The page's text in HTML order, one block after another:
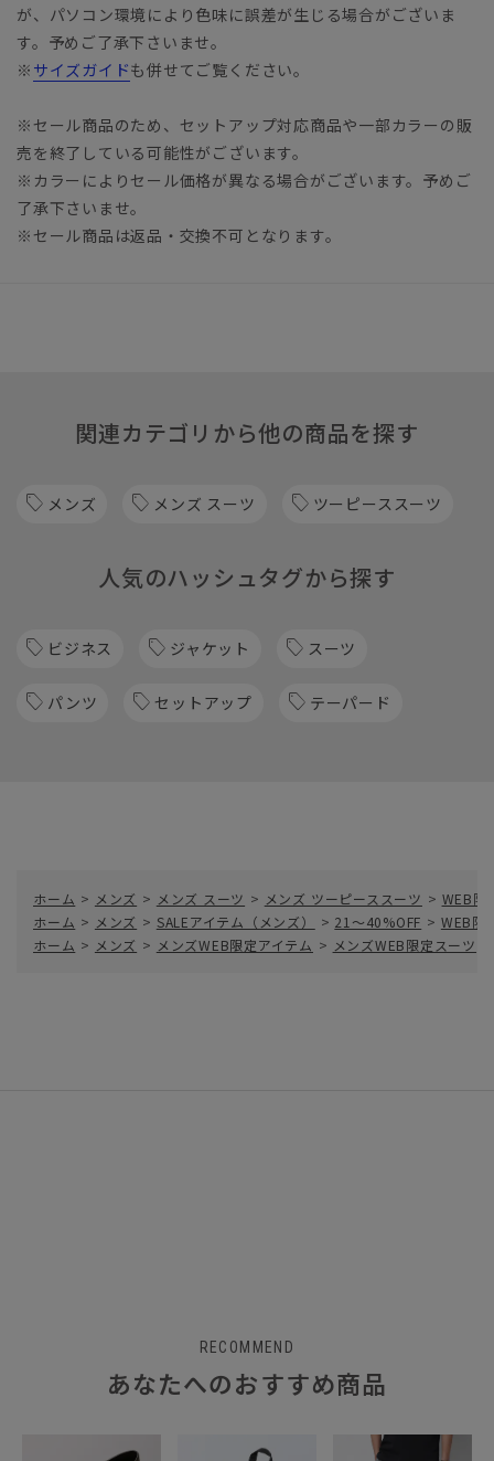
が、パソコン環境により色味に誤差が生じる場合がございま
す。予めご了承下さいませ。
※ サイズガイドも併せてご覧ください。
※セール商品のため、セットアップ対応商品や一部カラーの販
売を終了している可能性がございます。
※カラーによりセール価格が異なる場合がございます。予めご
了承下さいませ。
※セール商品は返品・交換不可となります。
関連カテゴリから他の商品を探す
メンズ メンズ スーツ ツーピーススーツ
人気のハッシュタグから探す
ビジネス ジャケット スーツ
パンツ セットアップ テーパード
ホーム > メンズ > メンズ スーツ > メンズ ツーピーススーツ > WEB限
ホーム > メンズ > SALEアイテム（メンズ） > 21～40%OFF > WEB限
ホーム > メンズ > メンズWEB限定アイテム > メンズWEB限定スーツ
RECOMMEND
あなたへのおすすめ商品